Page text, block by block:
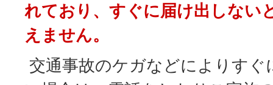
れており、すぐに届け出しない
えません。
交通事故のケガなどによりすぐ